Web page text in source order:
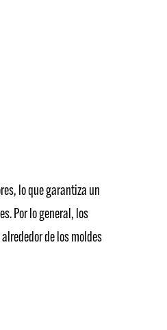
lo que garantiza un
Por lo general, los
de los moldes